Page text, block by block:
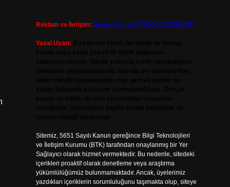
Reklam ve İletişim: Skype: live:.cid.575569c608265c69
Yasal Uyarı:
Sitemiz, 5651 Sayılı Kanun gereğince Bilgi Teknolojileri
ve İletişim Kurumu (BTK) tarafından onaylanmış bir Yer
Sağlayıcı olarak hizmet vermektedir. Bu nedenle, sitedeki
içerikleri proaktif olarak denetleme veya araştırma
yükümlülüğümüz bulunmamaktadır. Ancak, üyelerimiz
yazdıkları içeriklerin sorumluluğunu taşımakta olup, siteye